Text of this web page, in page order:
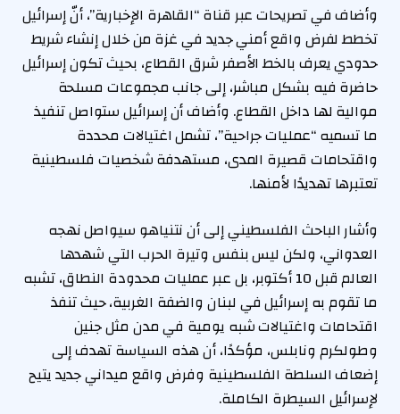
وأضاف في تصريحات عبر قناة “القاهرة الإخبارية”، أنّ إسرائيل
تخطط لفرض واقع أمني جديد في غزة من خلال إنشاء شريط
حدودي يعرف بالخط الأصفر شرق القطاع، بحيث تكون إسرائيل
حاضرة فيه بشكل مباشر، إلى جانب مجموعات مسلحة
موالية لها داخل القطاع. وأضاف أن إسرائيل ستواصل تنفيذ
ما تسميه “عمليات جراحية”، تشمل اغتيالات محددة
واقتحامات قصيرة المدى، مستهدفة شخصيات فلسطينية
تعتبرها تهديدًا لأمنها.
وأشار الباحث الفلسطيني إلى أن نتنياهو سيواصل نهجه
العدواني، ولكن ليس بنفس وتيرة الحرب التي شهدها
العالم قبل 10 أكتوبر، بل عبر عمليات محدودة النطاق، تشبه
ما تقوم به إسرائيل في لبنان والضفة الغربية، حيث تنفذ
اقتحامات واغتيالات شبه يومية في مدن مثل جنين
وطولكرم ونابلس، مؤكدًا، أن هذه السياسة تهدف إلى
إضعاف السلطة الفلسطينية وفرض واقع ميداني جديد يتيح
لإسرائيل السيطرة الكاملة.